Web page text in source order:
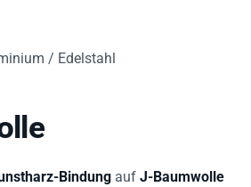
/ Edelstahl
Bindung auf J-Baumwolle